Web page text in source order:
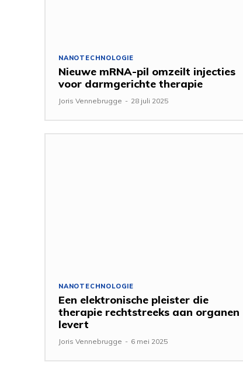
NANOTECHNOLOGIE
Nieuwe mRNA-pil omzeilt injecties
voor darmgerichte therapie
Joris Vennebrugge - 28 juli 2025
NANOTECHNOLOGIE
Een elektronische pleister die
therapie rechtstreeks aan organen
levert
Joris Vennebrugge - 6 mei 2025